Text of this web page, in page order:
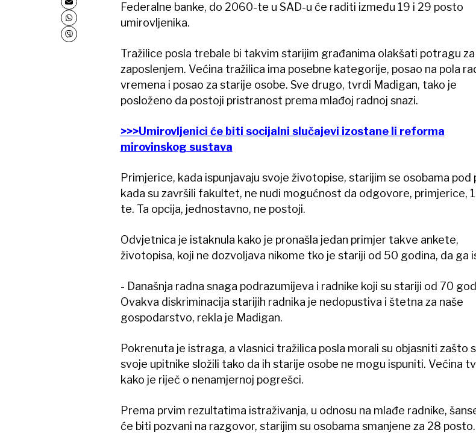
Federalne banke, do 2060-te u SAD-u će raditi između 19 i 29 posto
umirovljenika.
Tražilice posla trebale bi takvim starijim građanima olakšati potragu
zaposlenjem. Većina tražilica ima posebne kategorije, posao na pola
vremena i posao za starije osobe. Sve drugo, tvrdi Madigan, tako je
posloženo da postoji pristranost prema mlađoj radnoj snazi.
>>>Umirovljenici će biti socijalni slučajevi izostane li reforma
mirovinskog sustava
Primjerice, kada ispunjavaju svoje životopise, starijim se osobama pod
kada su završili fakultet, ne nudi mogućnost da odgovore, primjerice,
te. Ta opcija, jednostavno, ne postoji.
Odvjetnica je istaknula kako je pronašla jedan primjer takve ankete,
životopisa, koji ne dozvoljava nikome tko je stariji od 50 godina, da ga
- Današnja radna snaga podrazumijeva i radnike koji su stariji od 70
Ovakva diskriminacija starijih radnika je nedopustiva i štetna za naše
gospodarstvo, rekla je Madigan.
Pokrenuta je istraga, a vlasnici tražilica posla morali su objasniti zašto
svoje upitnike složili tako da ih starije osobe ne mogu ispuniti. Većina
kako je riječ o nenamjernoj pogrešci.
Prema prvim rezultatima istraživanja, u odnosu na mlađe radnike,
će biti pozvani na razgovor, starijim su osobama smanjene za 28